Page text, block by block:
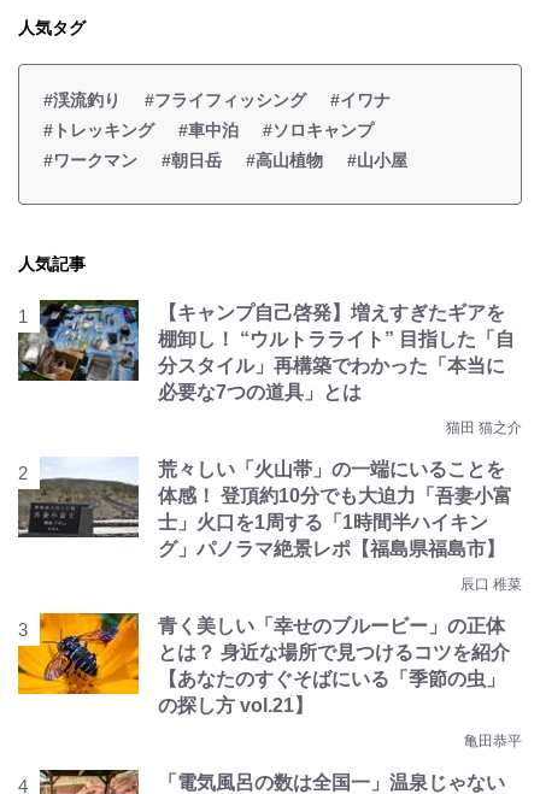
人気タグ
#渓流釣り #フライフィッシング
#イワナ
#トレッキング
#車中泊
#ソロキャンプ
#ワークマン
#朝日岳 #高山植物 #山小屋
人気記事
【キャンプ自己啓発】増えすぎたギアを
棚卸し！ “ウルトラライト” 目指した「自
分スタイル」再構築でわかった「本当に
必要な7つの道具」とは
猫田 猫之介
荒々しい「火山帯」の一端にいることを
体感！ 登頂約10分でも大迫力「吾妻小富
士」火口を1周する「1時間半ハイキン
グ」パノラマ絶景レポ【福島県福島市】
辰口 稚菜
青く美しい「幸せのブルービー」の正体
とは？ 身近な場所で見つけるコツを紹介
【あなたのすぐそばにいる「季節の虫」
の探し方 vol.21】
亀田恭平
「電気風呂の数は全国一」温泉じゃない